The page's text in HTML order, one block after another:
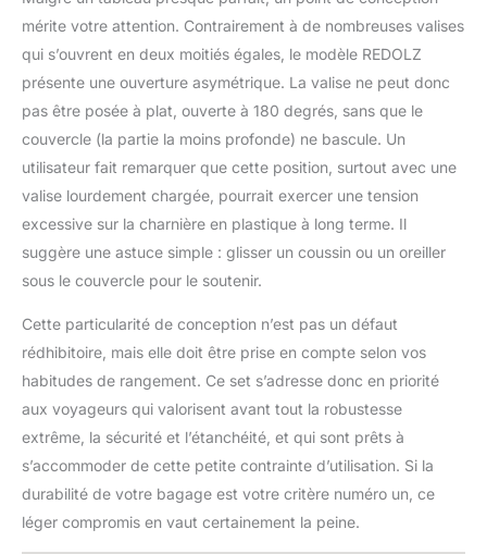
mérite votre attention. Contrairement à de nombreuses valises
qui s’ouvrent en deux moitiés égales, le modèle REDOLZ
présente une ouverture asymétrique. La valise ne peut donc
pas être posée à plat, ouverte à 180 degrés, sans que le
couvercle (la partie la moins profonde) ne bascule. Un
utilisateur fait remarquer que cette position, surtout avec une
valise lourdement chargée, pourrait exercer une tension
excessive sur la charnière en plastique à long terme. Il
suggère une astuce simple : glisser un coussin ou un oreiller
sous le couvercle pour le soutenir.
Cette particularité de conception n’est pas un défaut
rédhibitoire, mais elle doit être prise en compte selon vos
habitudes de rangement. Ce set s’adresse donc en priorité
aux voyageurs qui valorisent avant tout la robustesse
extrême, la sécurité et l’étanchéité, et qui sont prêts à
s’accommoder de cette petite contrainte d’utilisation. Si la
durabilité de votre bagage est votre critère numéro un, ce
léger compromis en vaut certainement la peine.